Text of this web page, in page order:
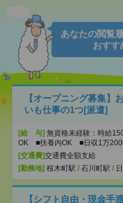
あなたの閲覧
おすす
【オープニング募集】
いも仕事の1つ[派遣]
[給 与] 無資格未経験：時給
OK ■扶養内OK ■日収1万
[交通費]交通費全額支給
[勤務地] 桜木町駅 / 石川町駅 /
【シフト自由・現金手